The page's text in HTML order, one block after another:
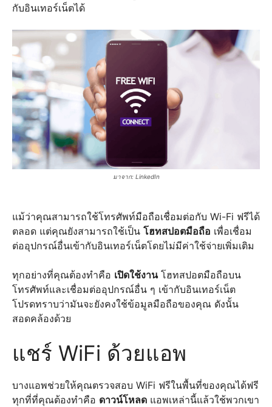
กับอินเทอร์เน็ตได้
มาจาก: LinkedIn
แม้ว่าคุณสามารถใช้โทรศัพท์มือถือเชื่อมต่อกับ Wi-Fi ฟรีได้
ตลอด แต่คุณยังสามารถใช้เป็น โฮทสปอตมือถือ เพื่อเชื่อม
ต่ออุปกรณ์อื่นเข้ากับอินเทอร์เน็ตโดยไม่มีค่าใช้จ่ายเพิ่มเติม
ทุกอย่างที่คุณต้องทำคือ เปิดใช้งานโฮทสปอตมือถือบน
โทรศัพท์และเชื่อมต่ออุปกรณ์อื่น ๆ เข้ากับอินเทอร์เน็ต
โปรดทราบว่ามันจะยังคงใช้ข้อมูลมือถือของคุณ ดังนั้น
สอดคล้องด้วย
แชร์ WiFi ด้วยแอพ
บางแอพช่วยให้คุณตรวจสอบ WiFi ฟรีในพื้นที่ของคุณได้ฟรี
ทุกที่ที่คุณต้องทำคือ ดาวน์โหลด แอพเหล่านี้แล้วใช้พวกเขา